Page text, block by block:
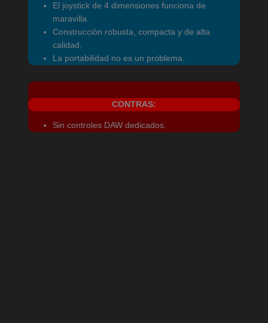
El joystick de 4 dimensiones funciona de
maravilla.
Construcción robusta, compacta y de alta
calidad.
La portabilidad no es un problema.
CONTRAS:
Sin controles DAW dedicados.